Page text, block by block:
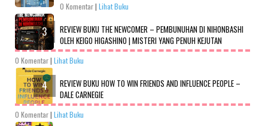
0 Komentar| Lihat Buku
REVIEW BUKU THE NEWCOMER – PEMBUNUHAN DI NIHONBASHI
OLEH KEIGO HIGASHINO | MISTERI YANG PENUH KEJUTAN
0 Komentar| Lihat Buku
REVIEW BUKU HOW TO WIN FRIENDS AND INFLUENCE PEOPLE –
DALE CARNEGIE
0 Komentar| Lihat Buku